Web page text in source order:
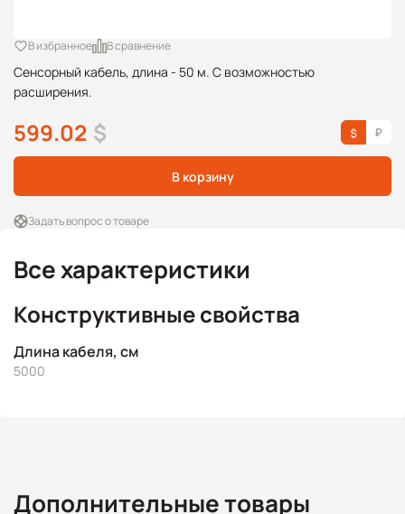
Сенсорный кабель, длина - 50 м. С возможностью
расширения.
В избранное В сравнение
599.02 $
В корзину
Задать вопрос о товаре
Все характеристики
Конструктивные свойства
Длина кабеля, см
5000
Дополнительные товары